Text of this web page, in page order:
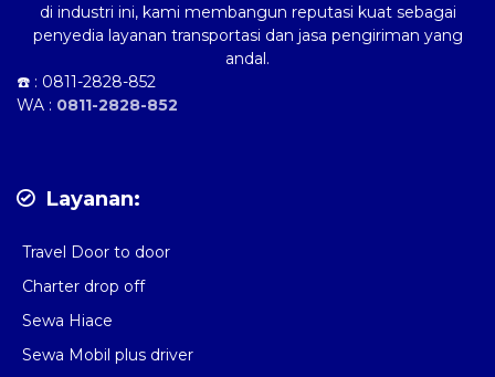
di industri ini, kami membangun reputasi kuat sebagai
penyedia layanan transportasi dan jasa pengiriman yang
andal.
☎️ : 0811-2828-852
WA : 0811-2828-852
Layanan:
Travel Door to door
Charter drop off
Sewa Hiace
Sewa Mobil plus driver